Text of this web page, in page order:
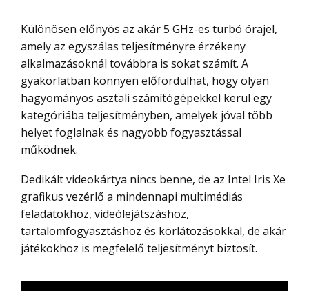
Különösen előnyös az akár 5 GHz-es turbó órajel,
amely az egyszálas teljesítményre érzékeny
alkalmazásoknál továbbra is sokat számít. A
gyakorlatban könnyen előfordulhat, hogy olyan
hagyományos asztali számítógépekkel kerül egy
kategóriába teljesítményben, amelyek jóval több
helyet foglalnak és nagyobb fogyasztással
működnek.
Dedikált videokártya nincs benne, de az Intel Iris Xe
grafikus vezérlő a mindennapi multimédiás
feladatokhoz, videólejátszáshoz,
tartalomfogyasztáshoz és korlátozásokkal, de akár
játékokhoz is megfelelő teljesítményt biztosít.